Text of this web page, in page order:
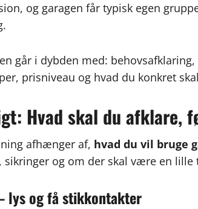
og garagen får typisk egen
går i dybden med:
prisniveau og hvad du konkret
Hvad skal du afklare,
afhænger af, hvad du vil bruge
sikringer og om der skal være en lille
lys og få stikkontakter